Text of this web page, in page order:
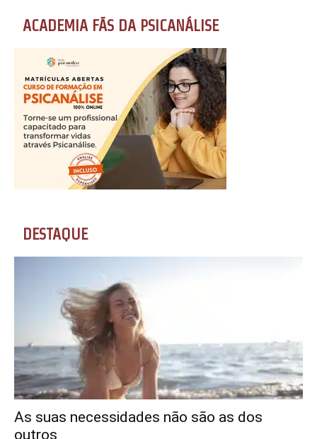
ACADEMIA FÃS DA PSICANÁLISE
DESTAQUE
As suas necessidades não são as dos
outros